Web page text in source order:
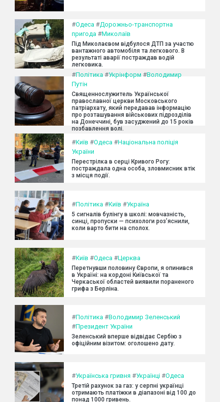
#Одеса #Дорожньо-транспортна
пригода #Миколаїв
Під Миколаєвом відбулося ДТП за участю
вантажного автомобіля та легкового. В
результаті аварії постраждав водій
легковика.
#Політика #Укрінформ #Володимир
Путін
Священнослужитель Української
православної церкви Московського
патріархату, який передавав інформацію
про розташування військових підрозділів
на Донеччині, був засуджений до 15 років
позбавлення волі.
#Київ #Одеса #Національна поліція
України
Перестрілка в серці Кривого Рогу:
постраждала одна особа, зловмисник втік
з місця події.
#Політика #Київ #Україна
5 сигналів булінгу в школі: мовчазність,
синці, пропуски — психологи роз’яснили,
коли варто бити на сполох.
#Київ #Одеса #Церква
Перетнувши половину Європи, я опинився
в Україні: на кордоні Київської та
Черкаської областей виявили пораненого
грифа з Берліна.
#Політика #Володимир Зеленський
#Президент України
Зеленський вперше відвідає Сербію з
офіційним візитом: оголошено дату.
#Українська гривня #Українці #Одеса
Третій рахунок за газ: у серпні українці
отримають платіжки в діапазоні від 100 до
понад 1000 гривень.